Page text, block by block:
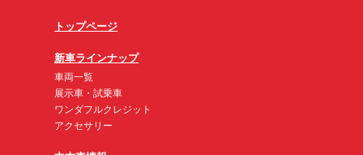
トップページ
新車ラインナップ
車両一覧
展示車・試乗車
ワンダフルクレジット
アクセサリー